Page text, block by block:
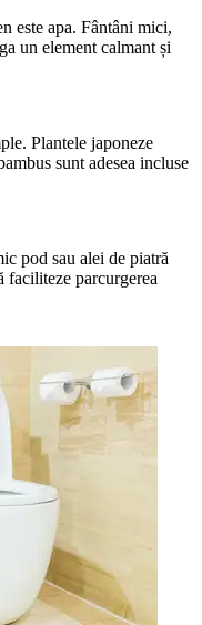
este apa. Fântâni mici,
un element calmant și
Plantele japoneze
sunt adesea incluse
pod sau alei de piatră
faciliteze parcurgerea